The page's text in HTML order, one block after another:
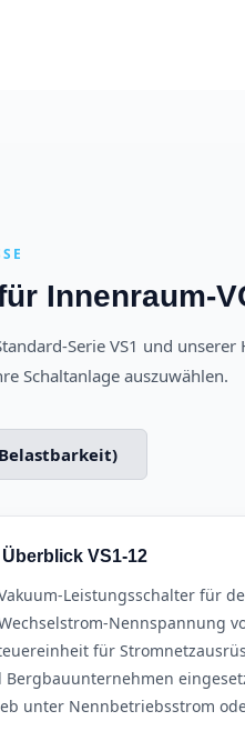
Innenraum-
Serie VS1 und unserer
Schaltanlage auszuwählen.
VS1-12
Leistungsschalter für
Nennspannung
für
unter Nennbetriebsstrom